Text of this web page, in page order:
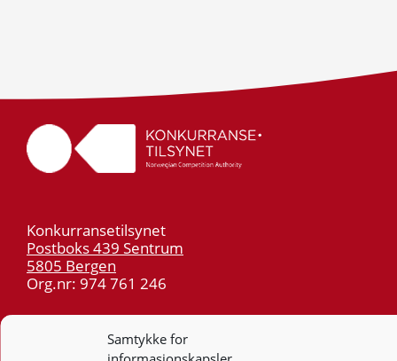
Samtykke for
Konkurransetilsynet
Postboks 439 Sentrum
5805 Bergen
Org.nr: 974 761 246
55 59 75 00
post@kt.no